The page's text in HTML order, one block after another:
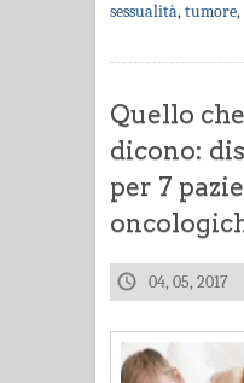
sessualità,tumore,
Quello
dicono:
per 7
04, 05, 2017